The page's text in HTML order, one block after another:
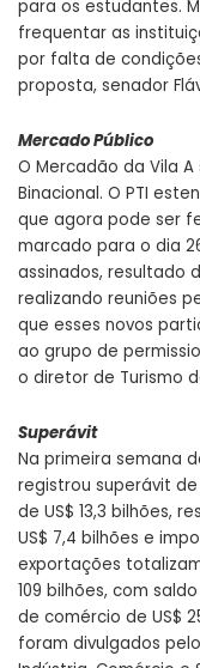
para os estudantes.
frequentar as
por falta de
proposta, senador
Mercado Público
O Mercadão da Vila
Binacional. O PTI
que agora pode ser
marcado para o dia
assinados, resultado
realizando reuniões
que esses novos
ao grupo de
o diretor de Turismo
Superávit
Na primeira semana
registrou superávit
de US$ 13,3 bilhões,
US$ 7,4 bilhões e
exportações
109 bilhões, com
de comércio de US$
foram divulgados